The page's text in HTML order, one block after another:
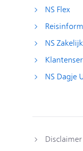
NS Flex
NS Zakelijk
NS Dagje
Disclaimer